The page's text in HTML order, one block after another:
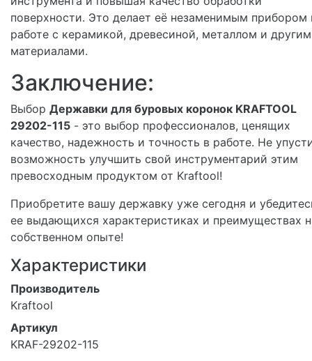
поверхности. Это делает её незаменимым прибором
работе с керамикой, древесиной, металлом и
материалами.
Заключение:
Выбор Державки для буровых коронок KRAFTOOL
29202-115 - это выбор профессионалов, ценящих
качество, надежность и точность в работе. Не
возможность улучшить свой инструментарий этим
превосходным продуктом от Kraftool!
Приобретите вашу державку уже сегодня и
ее выдающихся характеристиках и преимуществах
собственном опыте!
Характеристики
Производитель
Kraftool
Артикул
KRAF-29202-115